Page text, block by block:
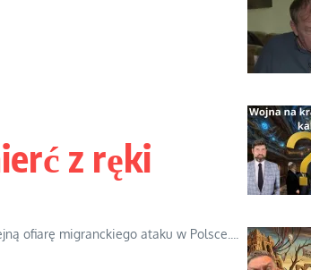
z ręki
ofiarę migranckiego ataku w Polsce....